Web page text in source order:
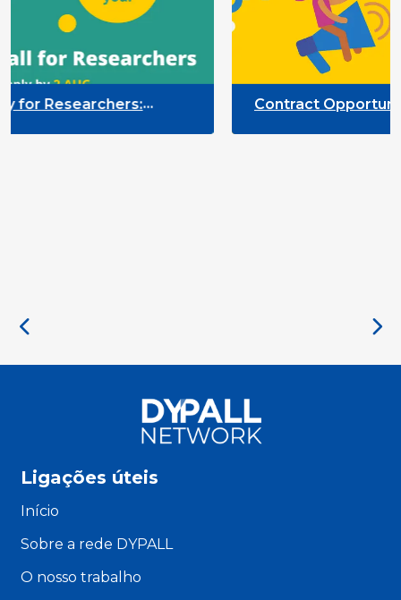
Contract Opportunity for
Ligações úteis
Início
Sobre a rede DYPALL
O nosso trabalho